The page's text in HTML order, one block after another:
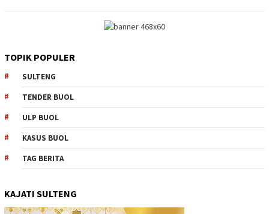
TOPIK POPULER
SULTENG
TENDER BUOL
ULP BUOL
KASUS BUOL
TAG BERITA
KAJATI SULTENG